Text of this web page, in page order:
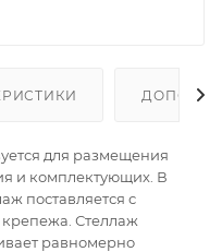
для размещения
и комплектующих. В
поставляется с
Стеллаж
равномерно